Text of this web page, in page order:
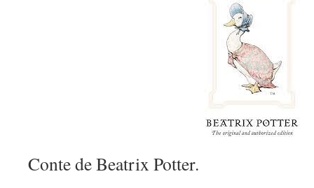
Conte de Beatrix Potter.